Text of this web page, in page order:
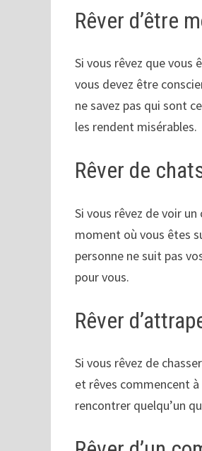
Rêver d’être
Si vous rêvez que vous
vous devez être
ne savez pas qui sont
les rendent misérables.
Rêver de
Si vous rêvez de voir
moment où vous êtes
personne ne suit pas
pour vous.
Rêver
Si vous rêvez de
et rêves commencent
rencontrer quelqu’un